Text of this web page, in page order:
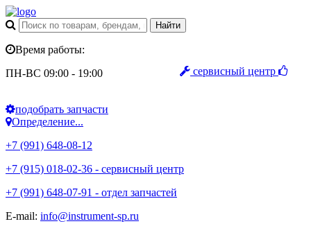
сервисный центр
Время работы:
ПН-ВС 09:00 - 19:00
подобрать запчасти
Определение...
+7 (991) 648-08-12
+7 (915) 018-02-36 - сервисный центр
+7 (991) 648-07-91 - отдел запчастей
E-mail: info@instrument-sp.ru